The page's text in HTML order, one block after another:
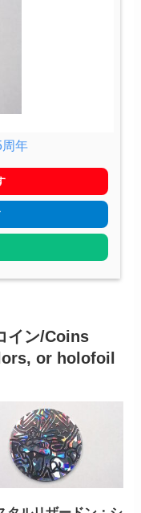
周年
イン/Coins
or holofoil